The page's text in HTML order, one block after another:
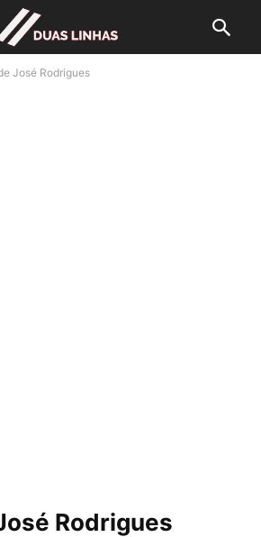
José Rodrigues
Rodrigues